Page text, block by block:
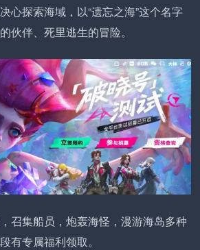
心探索海域，以“遗忘之海”这个名字
伙伴、死里逃生的冒险。
召集船员，炮轰海怪，漫游海岛多种
有专属福利领取。